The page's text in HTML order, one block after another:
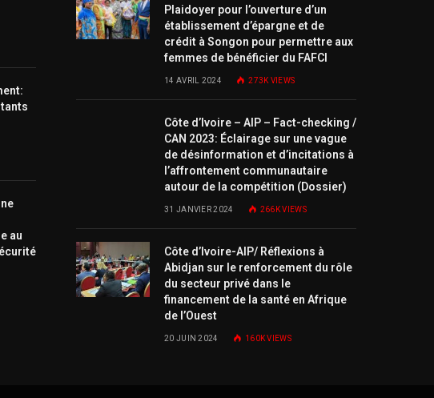
au
Plaidoyer pour l’ouverture d’un
établissement d’épargne et de
crédit à Songon pour permettre aux
femmes de bénéficier du FAFCI
14 AVRIL 2024 273K VIEWS
Côte d’Ivoire – AIP – Fact-checking /
CAN 2023: Éclairage sur une vague
de désinformation et d’incitations à
l’affrontement communautaire
autour de la compétition (Dossier)
31 JANVIER 2024 266KVIEWS
Côte d’Ivoire-AIP/ Réflexions à
Abidjan sur le renforcement du rôle
du secteur privé dans le
financement de la santé en Afrique
de l’Ouest
20 JUIN 2024 160KVIEWS